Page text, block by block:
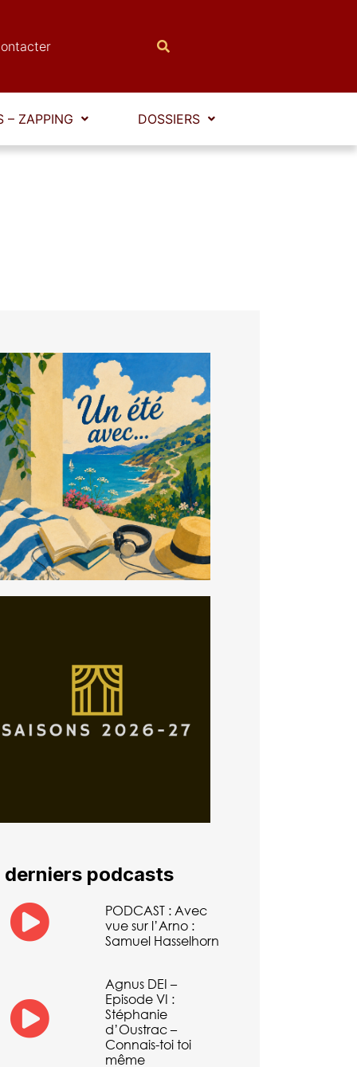
– ZAPPING DOSSIERS
derniers podcasts
PODCAST : Avec
vue sur l’Arno :
Samuel Hasselhorn
Agnus DEI –
Episode VI :
Stéphanie
d’Oustrac –
Connais-toi toi
même